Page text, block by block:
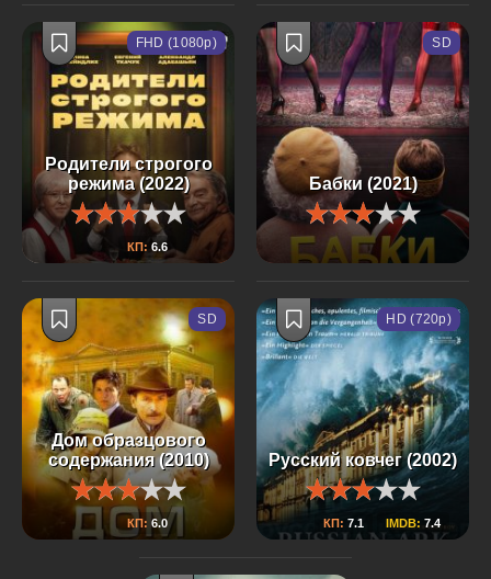
Родители строгого
режима (2022)
КП: 6.6
FHD (1080p)
Бабки (2021)
SD
Дом образцового
содержания (2010)
КП: 6.0
SD
Русский ковчег (2002)
КП: 7.1 IMDB: 7.4
HD (720p)